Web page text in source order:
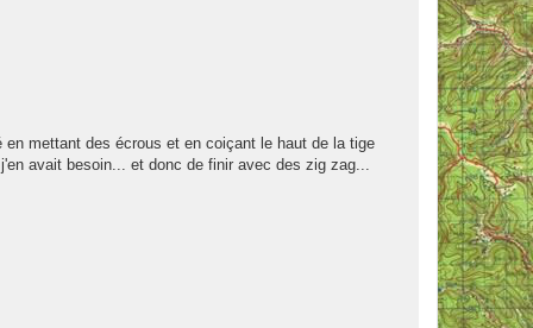
mettant des écrous et en coiçant le haut de la tige
avait besoin... et donc de finir avec des zig zag...